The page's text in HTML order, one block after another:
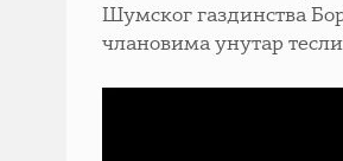
Шумског газдинства
члановима унутар